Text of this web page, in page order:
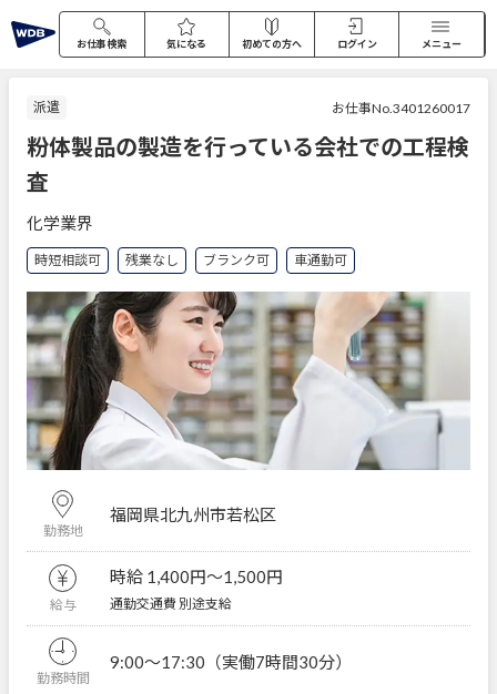
お仕事検索 気になる 初めての方へ ログイン メニュー
派遣 お仕事No.3401260017
粉体製品の製造を行っている会社での工程検
査
化学業界
時短相談可 残業なし ブランク可 車通勤可
勤務地
福岡県北九州市若松区
給与
時給 1,400円〜1,500円
通勤交通費 別途支給
勤務時間
9:00～17:30（実働7時間30分）